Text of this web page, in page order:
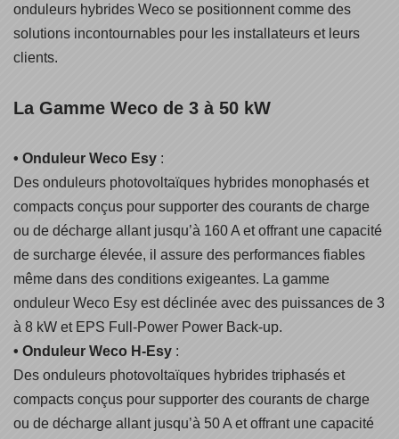
onduleurs hybrides Weco se positionnent comme des
solutions incontournables pour les installateurs et leurs
clients.
La Gamme Weco de 3 à 50 kW
• Onduleur Weco Esy :
Des onduleurs photovoltaïques hybrides monophasés et
compacts conçus pour supporter des courants de charge
ou de décharge allant jusqu’à 160 A et offrant une capacité
de surcharge élevée, il assure des performances fiables
même dans des conditions exigeantes. La gamme
onduleur Weco Esy est déclinée avec des puissances de 3
à 8 kW et EPS Full-Power Power Back-up.
• Onduleur Weco H-Esy :
Des onduleurs photovoltaïques hybrides triphasés et
compacts conçus pour supporter des courants de charge
ou de décharge allant jusqu’à 50 A et offrant une capacité